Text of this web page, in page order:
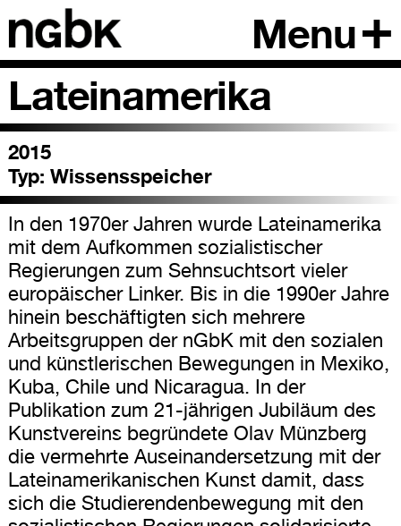
Menu
Lateinamerika
2015
Typ: Wissensspeicher
In den 1970er Jahren wurde Lateinamerika
mit dem Aufkommen sozialistischer
Regierungen zum Sehnsuchtsort vieler
europäischer Linker. Bis in die 1990er Jahre
hinein beschäftigten sich mehrere
Arbeitsgruppen der nGbK mit den sozialen
und künstlerischen Bewegungen in Mexiko,
Kuba, Chile und Nicaragua. In der
Publikation zum 21-jährigen Jubiläum des
Kunstvereins begründete Olav Münzberg
die vermehrte Auseinandersetzung mit der
Lateinamerikanischen Kunst damit, dass
sich die Studierendenbewegung mit den